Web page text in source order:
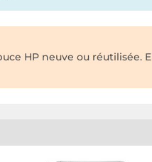
HP neuve ou réutilisée.